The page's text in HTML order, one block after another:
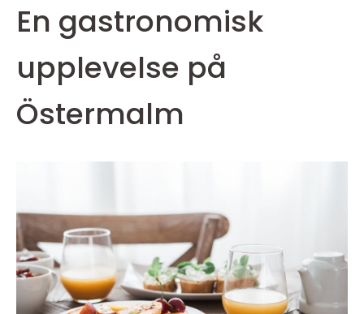
En gastronomisk
upplevelse på
Östermalm